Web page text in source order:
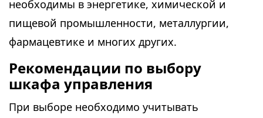
необходимы в энергетике, химической и
пищевой промышленности, металлургии,
фармацевтике и многих других.
Рекомендации по выбору
шкафа управления
При выборе необходимо учитывать